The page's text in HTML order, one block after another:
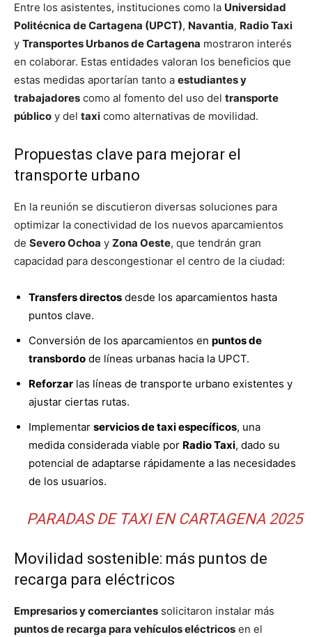
Entre los asistentes, instituciones como la Universidad
Politécnica de Cartagena (UPCT), Navantia, Radio Taxi
y Transportes Urbanos de Cartagena mostraron interés
en colaborar. Estas entidades valoran los beneficios que
estas medidas aportarían tanto a estudiantes y
trabajadores como al fomento del uso del transporte
público y del taxi como alternativas de movilidad.
Propuestas clave para mejorar el
transporte urbano
En la reunión se discutieron diversas soluciones para
optimizar la conectividad de los nuevos aparcamientos
de Severo Ochoa y Zona Oeste, que tendrán gran
capacidad para descongestionar el centro de la ciudad:
Transfers directos desde los aparcamientos hasta
puntos clave.
Conversión de los aparcamientos en puntos de
transbordo de líneas urbanas hacia la UPCT.
Reforzar las líneas de transporte urbano existentes y
ajustar ciertas rutas.
Implementar servicios de taxi específicos, una
medida considerada viable por Radio Taxi, dado su
potencial de adaptarse rápidamente a las necesidades
de los usuarios.
PARADAS DE TAXI EN CARTAGENA 2025
Movilidad sostenible: más puntos de
recarga para eléctricos
Empresarios y comerciantes solicitaron instalar más
puntos de recarga para vehículos eléctricos en el